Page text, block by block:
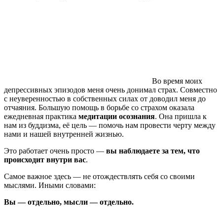
Во время моих
депрессивных эпизодов меня очень донимал страх. Совместно
с неуверенностью в собственных силах от доводил меня до
отчаяния. Большую помощь в борьбе со страхом оказала
ежедневная практика медитации осознания. Она пришла к
нам из буддизма, её цель — помочь нам провести черту между
нами и нашей внутренней жизнью.
Это работает очень просто — вы наблюдаете за тем, что
происходит внутри вас.
Самое важное здесь — не отождествлять себя со своими
мыслями. Иными словами:
Вы — отдельно, мысли — отдельно.